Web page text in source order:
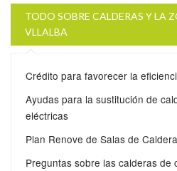
TODO SOBRE CALDERAS Y LA
VLLALBA
Crédito para favorecer la
Ayudas para la sustitución de
eléctricas
Plan Renove de Salas de
Preguntas sobre las calderas de